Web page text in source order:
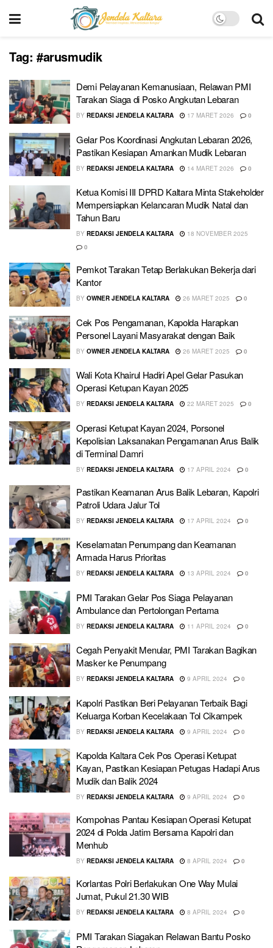
Tag: #arusmudik
Demi Pelayanan Kemanusiaan, Relawan PMI
Tarakan Siaga di Posko Angkutan Lebaran
BY REDAKSI JENDELA KALTARA 17 MARET 2026 0
Gelar Pos Koordinasi Angkutan Lebaran 2026,
Pastikan Kesiapan Amankan Mudik Lebaran
BY REDAKSI JENDELA KALTARA 14 MARET 2026 0
Ketua Komisi III DPRD Kaltara Minta Stakeholder
Mempersiapkan Kelancaran Mudik Natal dan
Tahun Baru
BY REDAKSI JENDELA KALTARA
18 NOVEMBER 2025
0
Pemkot Tarakan Tetap Berlakukan Bekerja dari
Kantor
BY OWNER JENDELA KALTARA 26 MARET 2025 0
Cek Pos Pengamanan, Kapolda Harapkan
Personel Layani Masyarakat dengan Baik
BY OWNER JENDELA KALTARA 26 MARET 2025 0
Wali Kota Khairul Hadiri Apel Gelar Pasukan
Operasi Ketupan Kayan 2025
BY REDAKSI JENDELA KALTARA 22 MARET 2025 0
Operasi Ketupat Kayan 2024, Porsonel
Kepolisian Laksanakan Pengamanan Arus Balik
di Terminal Damri
BY REDAKSI JENDELA KALTARA 17 APRIL 2024 0
Pastikan Keamanan Arus Balik Lebaran, Kapolri
Patroli Udara Jalur Tol
BY REDAKSI JENDELA KALTARA 17 APRIL 2024 0
Keselamatan Penumpang dan Keamanan
Armada Harus Prioritas
BY REDAKSI JENDELA KALTARA 13 APRIL 2024 0
PMI Tarakan Gelar Pos Siaga Pelayanan
Ambulance dan Pertolongan Pertama
BY REDAKSI JENDELA KALTARA 11 APRIL 2024 0
Cegah Penyakit Menular, PMI Tarakan Bagikan
Masker ke Penumpang
BY REDAKSI JENDELA KALTARA 9 APRIL 2024 0
Kapolri Pastikan Beri Pelayanan Terbaik Bagi
Keluarga Korban Kecelakaan Tol Cikampek
BY REDAKSI JENDELA KALTARA 9 APRIL 2024 0
Kapolda Kaltara Cek Pos Operasi Ketupat
Kayan, Pastikan Kesiapan Petugas Hadapi Arus
Mudik dan Balik 2024
BY REDAKSI JENDELA KALTARA 9 APRIL 2024 0
Kompolnas Pantau Kesiapan Operasi Ketupat
2024 di Polda Jatim Bersama Kapolri dan
Menhub
BY REDAKSI JENDELA KALTARA 8 APRIL 2024 0
Korlantas Polri Berlakukan One Way Mulai
Jumat, Pukul 21.30 WIB
BY REDAKSI JENDELA KALTARA 8 APRIL 2024 0
PMI Tarakan Siagakan Relawan Bantu Posko